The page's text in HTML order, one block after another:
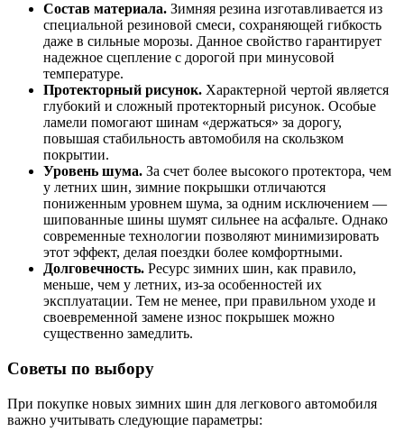
Состав материала. Зимняя резина изготавливается из
специальной резиновой смеси, сохраняющей гибкость
даже в сильные морозы. Данное свойство гарантирует
надежное сцепление с дорогой при минусовой
температуре.
Протекторный рисунок. Характерной чертой является
глубокий и сложный протекторный рисунок. Особые
ламели помогают шинам «держаться» за дорогу,
повышая стабильность автомобиля на скользком
покрытии.
Уровень шума. За счет более высокого протектора, чем
у летних шин, зимние покрышки отличаются
пониженным уровнем шума, за одним исключением —
шипованные шины шумят сильнее на асфальте. Однако
современные технологии позволяют минимизировать
этот эффект, делая поездки более комфортными.
Долговечность. Ресурс зимних шин, как правило,
меньше, чем у летних, из-за особенностей их
эксплуатации. Тем не менее, при правильном уходе и
своевременной замене износ покрышек можно
существенно замедлить.
Советы по выбору
При покупке новых зимних шин для легкового автомобиля
важно учитывать следующие параметры: